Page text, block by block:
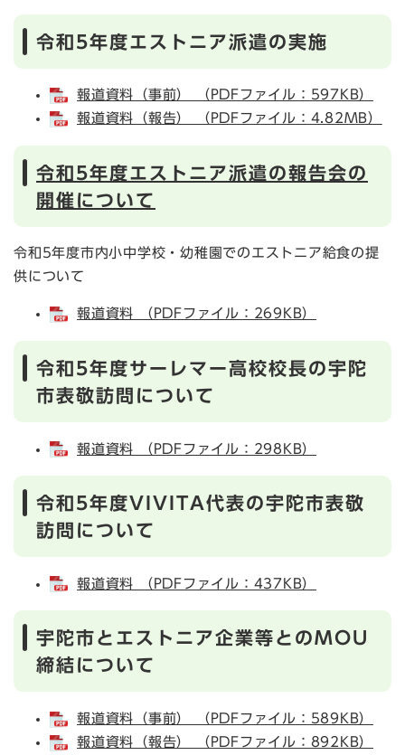
令和5年度エストニア派遣の実施
報道資料（事前） （PDFファイル：597KB）
報道資料（報告） （PDFファイル：4.82MB）
令和5年度エストニア派遣の報告会の
開催について
令和5年度市内小中学校・幼稚園でのエストニア給食の提
供について
報道資料 （PDFファイル：269KB）
令和5年度サーレマー高校校長の宇陀
市表敬訪問について
報道資料 （PDFファイル：298KB）
令和5年度VIVITA代表の宇陀市表敬
訪問について
報道資料 （PDFファイル：437KB）
宇陀市とエストニア企業等とのMOU
締結について
報道資料（事前） （PDFファイル：589KB）
報道資料（報告） （PDFファイル：892KB）